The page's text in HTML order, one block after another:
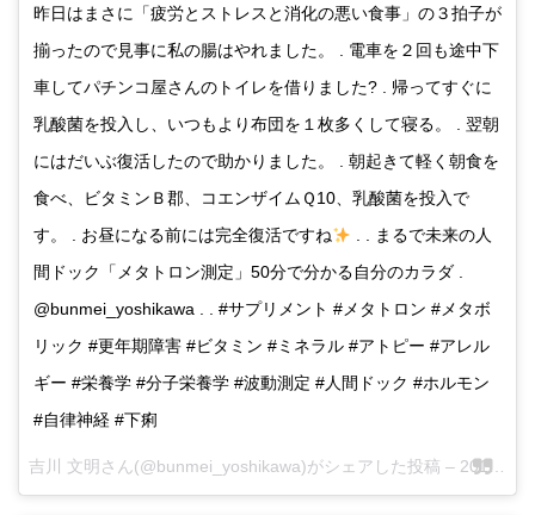
昨日はまさに「疲労とストレスと消化の悪い食事」の３拍子が
揃ったので見事に私の腸はやれました。 . 電車を２回も途中下
車してパチンコ屋さんのトイレを借りました? . 帰ってすぐに
乳酸菌を投入し、いつもより布団を１枚多くして寝る。 . 翌朝
にはだいぶ復活したので助かりました。 . 朝起きて軽く朝食を
食べ、ビタミンＢ郡、コエンザイムＱ10、乳酸菌を投入で
す。 . お昼になる前には完全復活ですね
. . まるで未来の人
間ドック「メタトロン測定」50分で分かる自分のカラダ .
@bunmei_yoshikawa . . #サプリメント #メタトロン #メタボ
リック #更年期障害 #ビタミン #ミネラル #アトピー #アレル
ギー #栄養学 #分子栄養学 #波動測定 #人間ドック #ホルモン
#自律神経 #下痢
吉川 文明さん(@bunmei_yoshikawa)がシェアした投稿 – 2017 5月 26 2:33午前 PDT